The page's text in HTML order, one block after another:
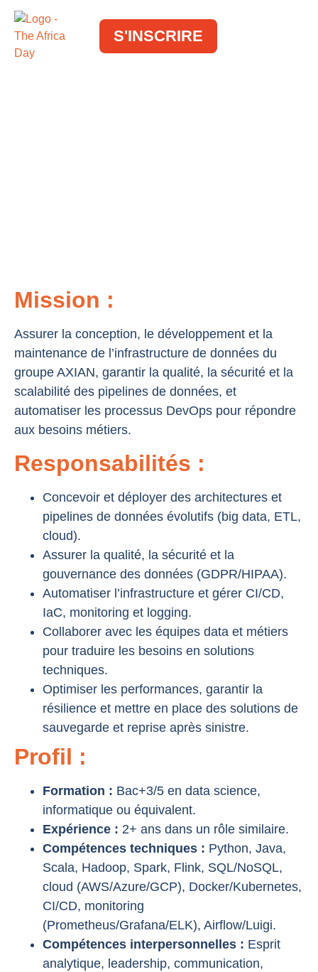
S'INSCRIRE
Mission :
Assurer la conception, le développement et la
maintenance de l’infrastructure de données du
groupe AXIAN, garantir la qualité, la sécurité et la
scalabilité des pipelines de données, et
automatiser les processus DevOps pour répondre
aux besoins métiers.
Responsabilités :
Concevoir et déployer des architectures et
pipelines de données évolutifs (big data, ETL,
cloud).
Assurer la qualité, la sécurité et la
gouvernance des données (GDPR/HIPAA).
Automatiser l’infrastructure et gérer CI/CD,
IaC, monitoring et logging.
Collaborer avec les équipes data et métiers
pour traduire les besoins en solutions
techniques.
Optimiser les performances, garantir la
résilience et mettre en place des solutions de
sauvegarde et reprise après sinistre.
Profil :
Formation : Bac+3/5 en data science,
informatique ou équivalent.
Expérience : 2+ ans dans un rôle similaire.
Compétences techniques : Python, Java,
Scala, Hadoop, Spark, Flink, SQL/NoSQL,
cloud (AWS/Azure/GCP), Docker/Kubernetes,
CI/CD, monitoring
(Prometheus/Grafana/ELK), Airflow/Luigi.
Compétences interpersonnelles : Esprit
analytique, leadership, communication,